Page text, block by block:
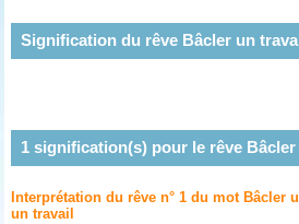
Signification du rêve Bâcler un
1signification(s) pour le rêve
Interprétation du rêve n° 1 du mot Bâcler
un travail